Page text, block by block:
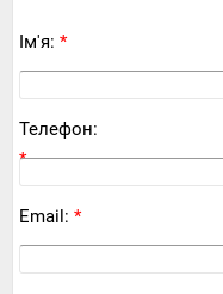
Ім'я: *
Телефон:
*
Email: *